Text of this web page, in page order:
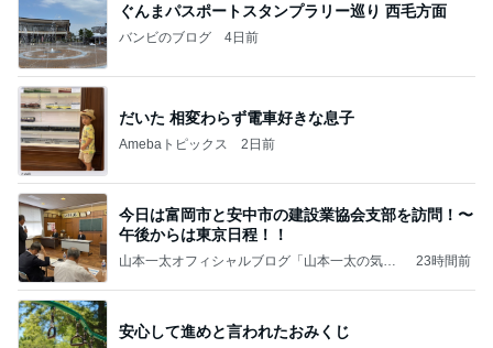
ぐんまパスポートスタンプラリー巡り 西毛方面
バンビのブログ 4日前
だいた 相変わらず電車好きな息子
Amebaトピックス 2日前
今日は富岡市と安中市の建設業協会支部を訪問！〜
午後からは東京日程！！
山本一太オフィシャルブログ「山本一太の気分
23時間前
安心して進めと言われたおみくじ